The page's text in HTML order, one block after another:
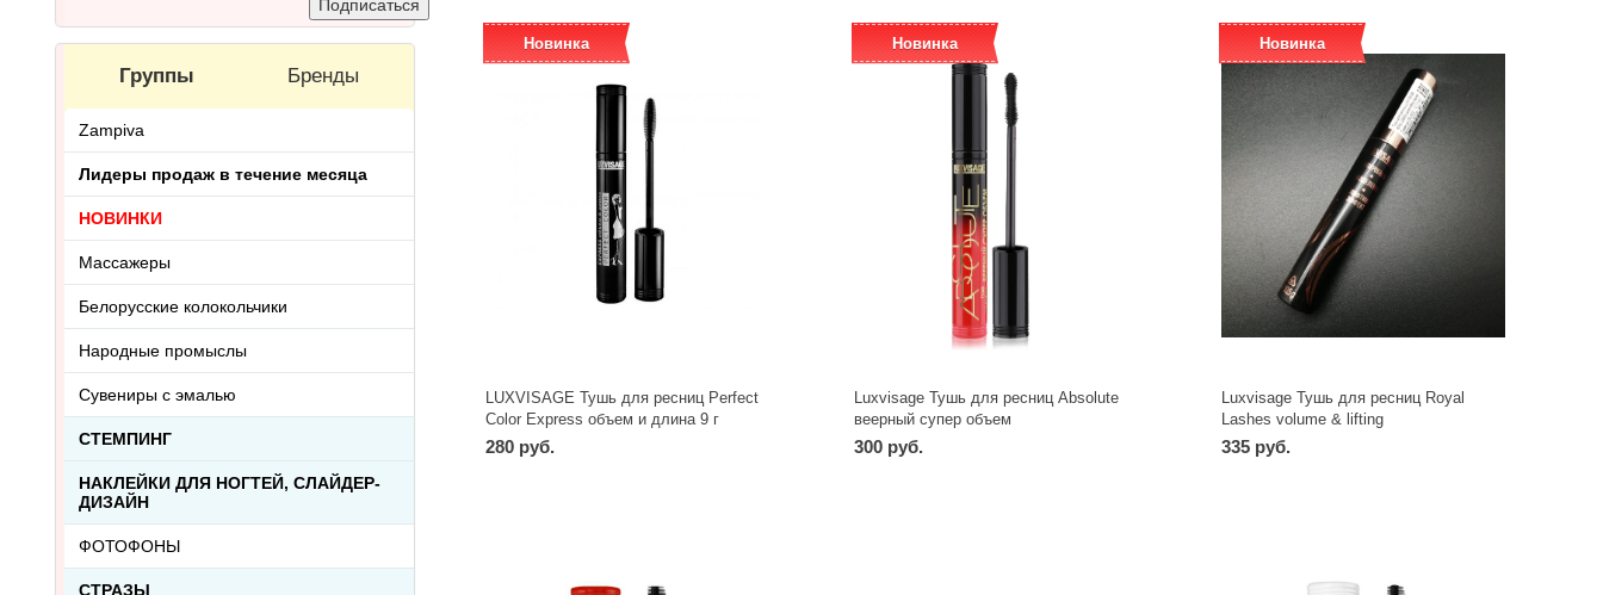
Новинка
LUXVISAGE Тушь для ресниц Perfect
Color Express объем и длина 9 г
280 руб.
Новинка
Luxvisage Тушь для ресниц Absolute
веерный супер объем
300 руб.
Новинка
Luxvisage Тушь для ресниц Royal
Lashes volume & lifting
335 руб.
Группы Бренды
Zampiva
Лидеры продаж в течение месяца
НОВИНКИ
Массажеры
Белорусские колокольчики
Народные промыслы
Сувениры с эмалью
СТЕМПИНГ
НАКЛЕЙКИ ДЛЯ НОГТЕЙ, СЛАЙДЕР-
ДИЗАЙН
ФОТОФОНЫ
СТРАЗЫ